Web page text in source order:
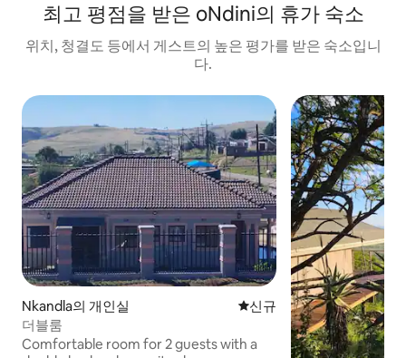
최고 평점을 받은 oNdini의 휴가 숙소
위치, 청결도 등에서 게스트의 높은 평가를 받은 숙소입니
다.
Nkandla의 개인실 신규 숙소
신규
더블룸
Comfortable room for 2 guests with a